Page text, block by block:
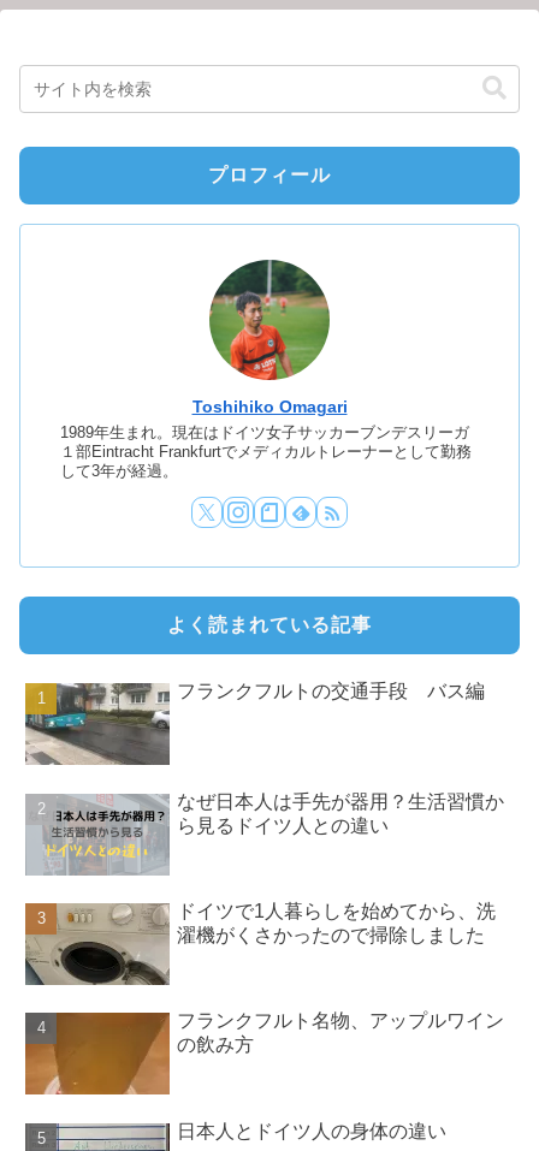
プロフィール
Toshihiko Omagari
1989年生まれ。現在はドイツ女子サッカーブンデスリーガ
１部Eintracht Frankfurtでメディカルトレーナーとして勤務
して3年が経過。
よく読まれている記事
フランクフルトの交通手段 バス編
なぜ日本人は手先が器用？生活習慣か
ら見るドイツ人との違い
ドイツで1人暮らしを始めてから、洗
濯機がくさかったので掃除しました
フランクフルト名物、アップルワイン
の飲み方
日本人とドイツ人の身体の違い